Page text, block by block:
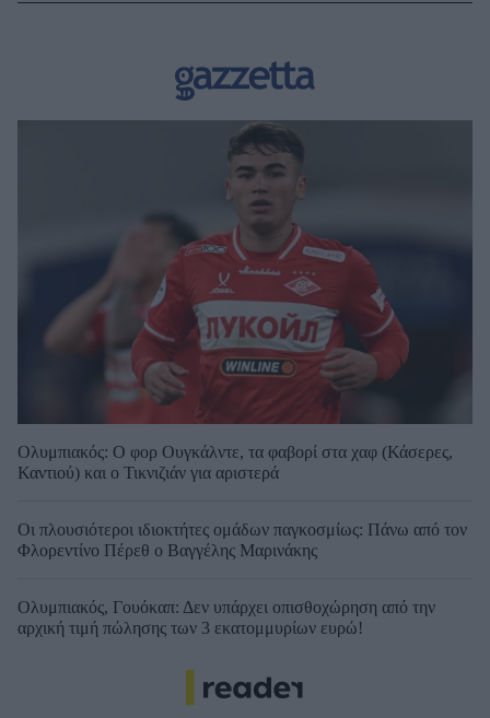
Ολυμπιακός: Ο φορ Ουγκάλντε, τα φαβορί στα χαφ (Κάσερες,
Καντιού) και ο Τικνιζιάν για αριστερά
Οι πλουσιότεροι ιδιοκτήτες ομάδων παγκοσμίως: Πάνω από τον
Φλορεντίνο Πέρεθ ο Βαγγέλης Μαρινάκης
Ολυμπιακός, Γουόκαπ: Δεν υπάρχει οπισθοχώρηση από την
αρχική τιμή πώλησης των 3 εκατομμυρίων ευρώ!